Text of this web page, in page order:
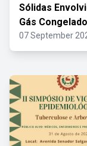
Sólidas
Gás Congelado
07 September